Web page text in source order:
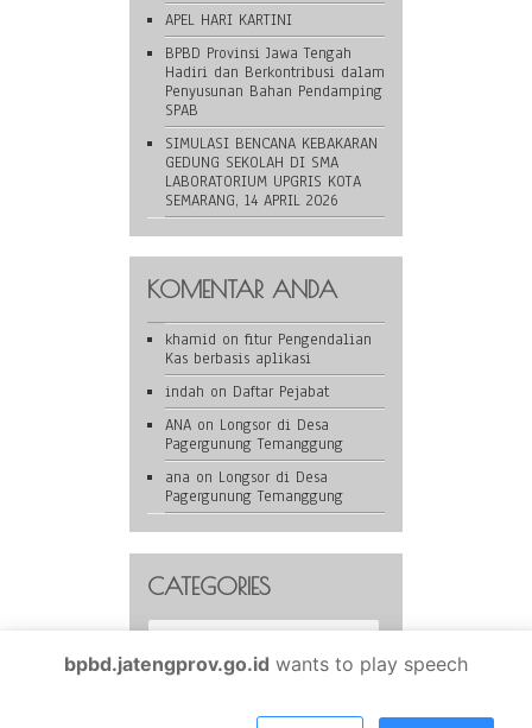
APEL HARI KARTINI
BPBD Provinsi Jawa Tengah
Hadiri dan Berkontribusi dalam
Penyusunan Bahan Pendamping
SPAB
SIMULASI BENCANA KEBAKARAN
GEDUNG SEKOLAH DI SMA
LABORATORIUM UPGRIS KOTA
SEMARANG, 14 APRIL 2026
KOMENTAR ANDA
khamid on fitur Pengendalian
Kas berbasis aplikasi
indah on Daftar Pejabat
ANA on Longsor di Desa
Pagergunung Temanggung
ana on Longsor di Desa
Pagergunung Temanggung
CATEGORIES
Categories
bpbd.jatengprov.go.id wants to play speech